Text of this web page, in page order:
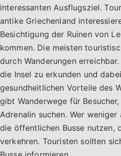
interessanten Ausflugsziel.
antike Griechenland
Besichtigung der Ruinen von
kommen. Die meisten
durch Wanderungen
die Insel zu erkunden und
gesundheitlichen Vorteile des
gibt Wanderwege für
Adrenalin suchen. Wer
die öffentlichen Busse nutzen,
verkehren. Touristen sollten